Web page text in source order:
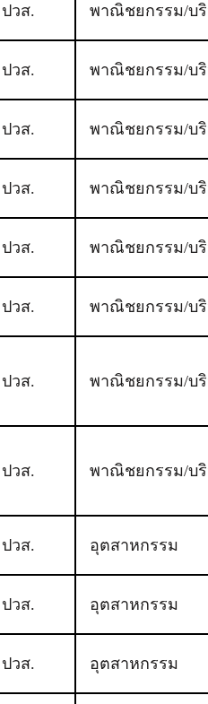
ปวส. พาณิชยกรรม/บริ
ปวส. พาณิชยกรรม/บริ
ปวส. พาณิชยกรรม/บริ
ปวส. พาณิชยกรรม/บริ
ปวส. พาณิชยกรรม/บริ
ปวส. พาณิชยกรรม/บริ
ปวส. พาณิชยกรรม/บริ
ปวส. พาณิชยกรรม/บริ
ปวส. อุตสาหกรรม
ปวส. อุตสาหกรรม
ปวส. อุตสาหกรรม